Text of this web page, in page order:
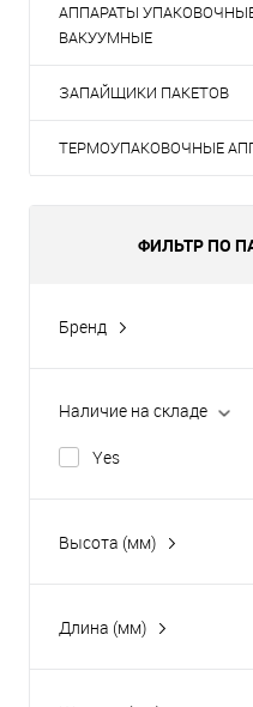
АППАРАТЫ
ВАКУУМНЫЕ
ЗАПАЙЩИКИ ПАКЕТОВ
ТЕРМОУПАКОВОЧНЫЕ
ФИЛЬТР ПО
Бренд
Наличие на складе
Yes
Высота (мм)
Длина (мм)